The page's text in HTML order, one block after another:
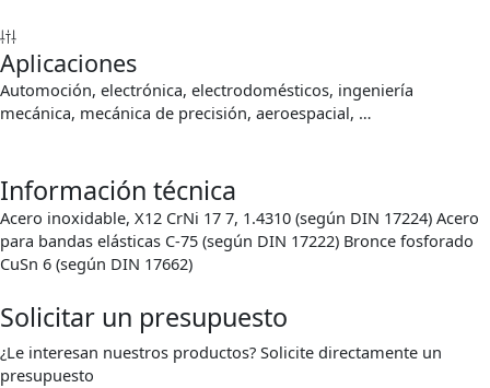
Aplicaciones
Automoción, electrónica, electrodomésticos, ingeniería
mecánica, mecánica de precisión, aeroespacial, …
Información técnica
Acero inoxidable, X12 CrNi 17 7, 1.4310 (según DIN 17224) Acero
para bandas elásticas C-75 (según DIN 17222) Bronce fosforado
CuSn 6 (según DIN 17662)
Solicitar un presupuesto
¿Le interesan nuestros productos? Solicite directamente un
presupuesto